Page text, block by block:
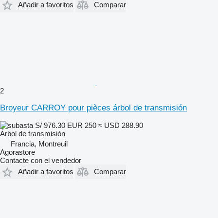
Añadir a favoritos
Comparar
2
Broyeur CARROY pour pièces árbol de transmisión
S/ 976.30 EUR 250 ≈ USD 288.90
Árbol de transmisión
Francia, Montreuil
Agorastore
Contacte con el vendedor
Añadir a favoritos
Comparar